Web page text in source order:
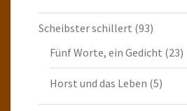
Scheibster schillert (93)
Fünf Worte, ein Gedicht (23)
Horst und das Leben (5)